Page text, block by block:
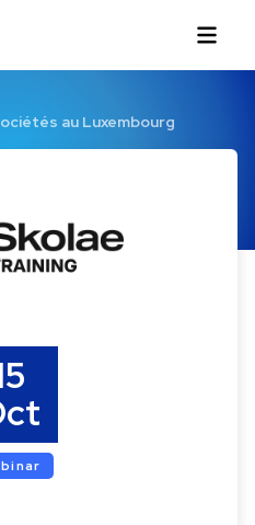
au Luxembourg